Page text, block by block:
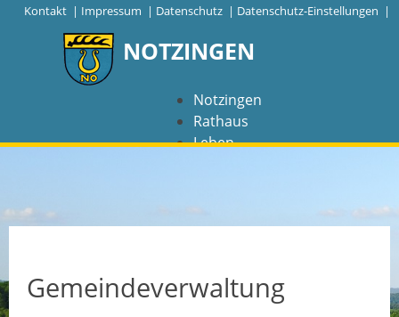
Kontakt | Impressum | Datenschutz | Datenschutz-Einstellungen |
NOTZINGEN
Notzingen
Rathaus
Leben
NAVIGATION
Gemeindeverwaltung